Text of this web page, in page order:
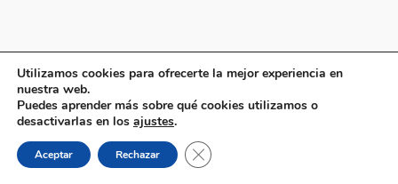
Copyright © Pro-IT. Todos los derechos reservados.
Utilizamos cookies para ofrecerte la mejor experiencia en
nuestra web.
Puedes aprender más sobre qué cookies utilizamos o
desactivarlas en los ajustes.
Aceptar Rechazar Cerrar el banner de cookies RGPD